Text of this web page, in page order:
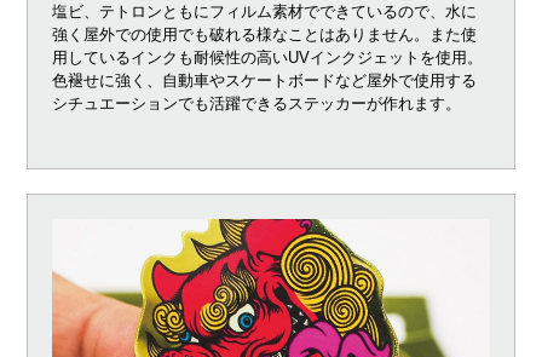
塩ビ、テトロンともにフィルム素材でできているので、水に
強く屋外での使用でも破れる様なことはありません。また使
用しているインクも耐候性の高いUVインクジェットを使用。
色褪せに強く、自動車やスケートボードなど屋外で使用する
シチュエーションでも活躍できるステッカーが作れます。